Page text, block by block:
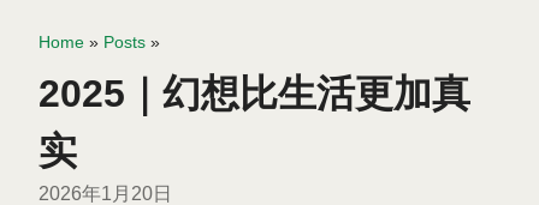
Home » Posts »
2025｜幻想比生活更加真
实
2026年1月20日